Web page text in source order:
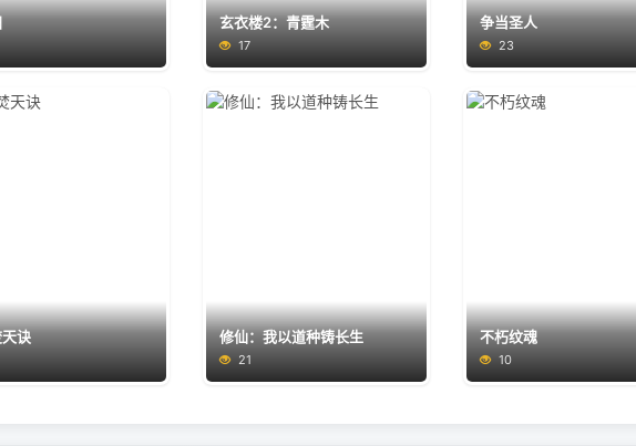
玄衣楼2：青霆木
17
争当圣人
23
诀 修仙：我以道种铸长生
21
不朽纹魂
10